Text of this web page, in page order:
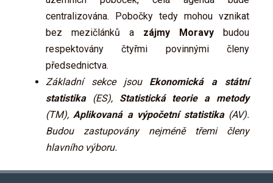
centralizována. Pobočky tedy mohou vznikat
bez mezičlánků a zájmy Moravy budou
respektovány čtyřmi povinnými členy
předsednictva.
Základní sekce jsou Ekonomická a státní
statistika(ES), Statistická teorie a metody
(TM),Aplikovaná a výpočetní statistika(AV).
Budou zastupovány nejméně třemi členy
hlavního výboru.